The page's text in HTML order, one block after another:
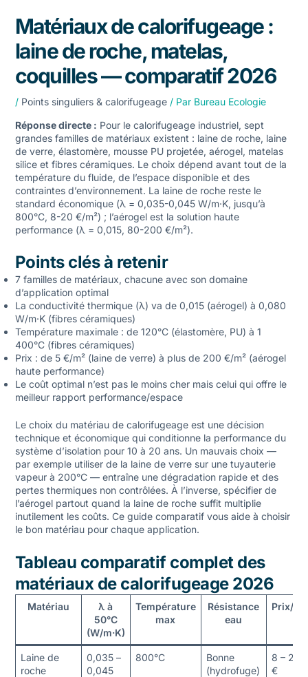
Matériaux de calorifugeage :
laine de roche, matelas,
coquilles — comparatif 2026
/ Points singuliers & calorifugeage/ Par Bureau Ecologie
Réponse directe : Pour le calorifugeage industriel, sept
grandes familles de matériaux existent : laine de roche, laine
de verre, élastomère, mousse PU projetée, aérogel, matelas
silice et fibres céramiques. Le choix dépend avant tout de la
température du fluide, de l’espace disponible et des
contraintes d’environnement. La laine de roche reste le
standard économique (λ = 0,035-0,045 W/m·K, jusqu’à
800°C, 8-20 €/m²) ; l’aérogel est la solution haute
performance (λ = 0,015, 80-200 €/m²).
Points clés à retenir
7 familles de matériaux, chacune avec son domaine
d’application optimal
La conductivité thermique (λ) va de 0,015 (aérogel) à 0,080
W/m·K (fibres céramiques)
Température maximale : de 120°C (élastomère, PU) à 1
400°C (fibres céramiques)
Prix : de 5 €/m² (laine de verre) à plus de 200 €/m² (aérogel
haute performance)
Le coût optimal n’est pas le moins cher mais celui qui offre le
meilleur rapport performance/espace
Le choix du matériau de calorifugeage est une décision
technique et économique qui conditionne la performance du
système d’isolation pour 10 à 20 ans. Un mauvais choix —
par exemple utiliser de la laine de verre sur une tuyauterie
vapeur à 200°C — entraîne une dégradation rapide et des
pertes thermiques non contrôlées. À l’inverse, spécifier de
l’aérogel partout quand la laine de roche suffit multiplie
inutilement les coûts. Ce guide comparatif vous aide à choisir
le bon matériau pour chaque application.
Tableau comparatif complet des
matériaux de calorifugeage 2026
Matériau
λ à
50°C
(W/m·K)
Température
max
Résistance
eau
Prix/m²
Laine de
roche
0,035 –
0,045
800°C
Bonne
(hydrofuge)
8 – 20
€